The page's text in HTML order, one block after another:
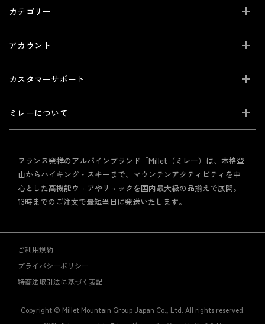
カテゴリー
アカウント
カスタマーサポート
ミレーについて
フランス発祥のアルパインブランド「Millet（ミレー）は、本格登
山からハイキング・スキーまで、マウンテンアクティビティを中
心とした高機能ウェアやリュックを国内最大級の品揃えで展開。
13時までのご注文で最短当日に発送いたします。
ご利用規約
プライバシーポリシー
特商法取引法に基づく表記
Copyright © Millet Mountain Group Japan Co., Ltd. All rights reserved.